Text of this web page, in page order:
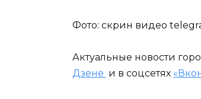
Фото: скрин видео
Актуальные новости
Дзене и в соцсетях